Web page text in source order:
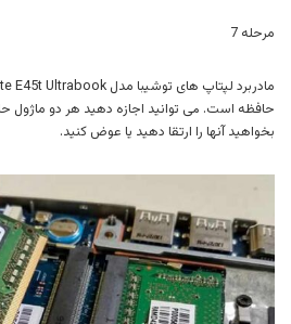
مرحله 7
حافظه است. می توانید اجازه دهید هر دو ماژول
بخواهید آنها را ارتقا دهید یا عوض کنید.